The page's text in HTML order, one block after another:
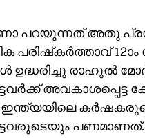
പറയുന്നത് അതു
പരിഷ്‌കര്‍ത്താവ് 12ാം
ഉദ്ധരിച്ചു രാഹുല്‍
ഇന്ത്യയിലെ